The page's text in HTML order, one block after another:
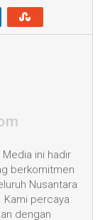
ini hadir
berkomitmen
Nusantara
Kami percaya
dengan